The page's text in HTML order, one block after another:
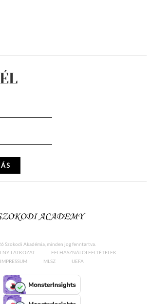
Szokodi Akadémia, minden jog fenntartva.
NYILATKOZAT
FELHASZNÁLÓI FELTÉTELEK
IMPRESSUM
MLSZ UEFA